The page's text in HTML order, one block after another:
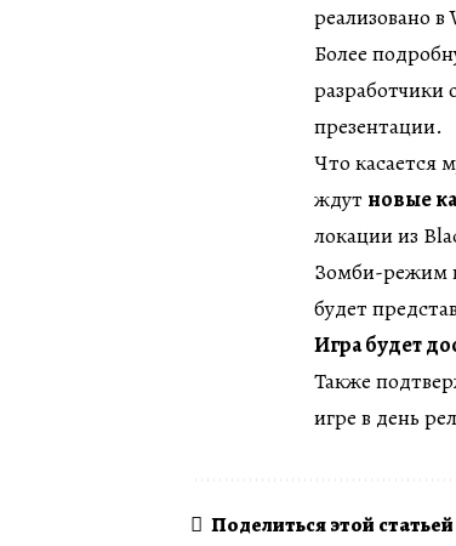
реализовано
Более
презентации.
Что касается
ждут новые
локации из
Зомби-режим
будет
Игра будет
Также
игре в день
Поделиться этой статьей